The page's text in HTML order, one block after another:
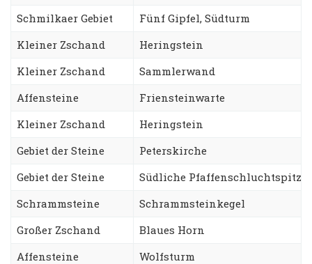
Schmilkaer Gebiet
Fünf Gipfel, Südturm
Kleiner Zschand
Heringstein
Kleiner Zschand
Sammlerwand
Affensteine
Friensteinwarte
Kleiner Zschand
Heringstein
Gebiet der Steine
Peterskirche
Gebiet der Steine
Südliche Pfaffenschluchtspitze
Schrammsteine
Schrammsteinkegel
Großer Zschand
Blaues Horn
Affensteine
Wolfsturm